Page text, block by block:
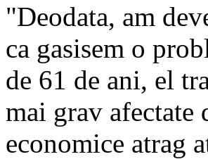
"Deodata, am
ca gasisem o
de 61 de ani, el
mai grav afectate
economice atrag